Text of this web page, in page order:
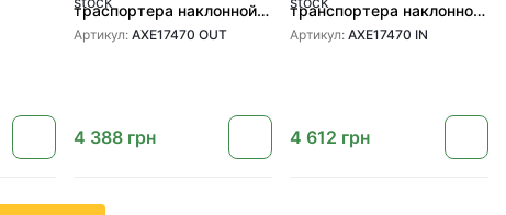
траспортера наклонной
камеры (AH234790
Артикул: AXE17470 OUT
4 388 грн
транспортера наклонной
камеры (AH234790
Артикул: AXE17470 IN
4 612 грн